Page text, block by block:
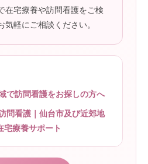
在宅療養や訪問看護をご検
軽にご相談ください。
で訪問看護をお探しの方へ
問看護｜仙台市及び近郊地
宅療養サポート